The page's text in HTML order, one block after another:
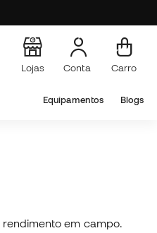
Lojas Conta Carro
Equipamentos Blogs
em campo.